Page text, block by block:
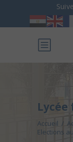
Accueil /
Elections